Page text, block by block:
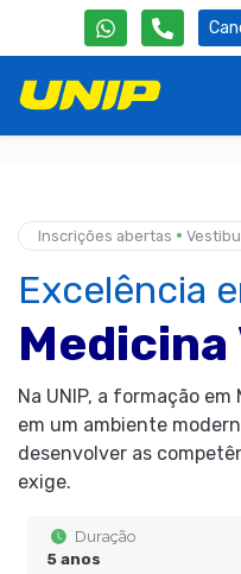
Inscrições abertas •
Excelência
Na UNIP, a formação
em um ambiente
desenvolver as
exige.
Duração
5 anos